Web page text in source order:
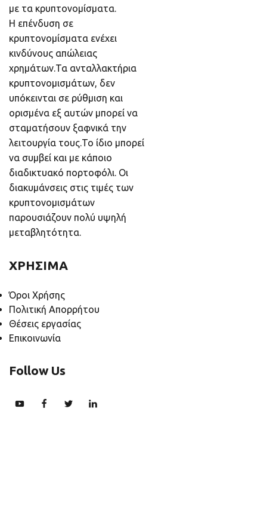
με τα κρυπτονομίσματα.
Η επένδυση σε
κρυπτονομίσματα ενέχει
κινδύνους απώλειας
χρημάτων.Τα ανταλλακτήρια
κρυπτονομισμάτων, δεν
υπόκεινται σε ρύθμιση και
ορισμένα εξ αυτών μπορεί να
σταματήσουν ξαφνικά την
λειτουργία τους.Το ίδιο μπορεί
να συμβεί και με κάποιο
διαδικτυακό πορτοφόλι. Οι
διακυμάνσεις στις τιμές των
κρυπτονομισμάτων
παρουσιάζουν πολύ υψηλή
μεταβλητότητα.
ΧΡΗΣΙΜΑ
Όροι Χρήσης
Πολιτική Απορρήτου
Θέσεις εργασίας
Επικοινωνία
Follow Us